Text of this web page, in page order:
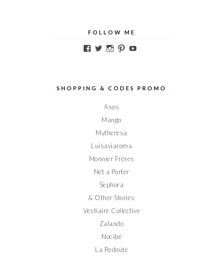
FOLLOW ME
Voir
sur
Voir
sur
Voir
sur
Voir
sur sur
SHOPPING & CODES PROMO
Asos
Mango
Mytheresa
Luisaviaroma
Monnier Frères
Net a Porter
Sephora
& Other Stories
Vestiaire Collective
Zalando
Nocibé
La Redoute